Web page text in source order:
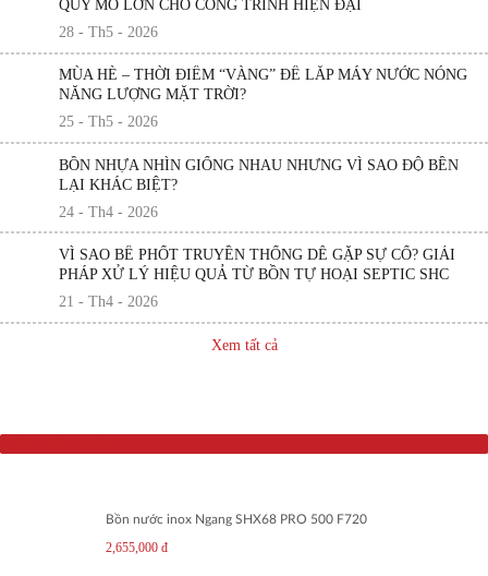
QUY MÔ LỚN CHO CÔNG TRÌNH HIỆN ĐẠI
28 - Th5 - 2026
MÙA HÈ – THỜI ĐIỂM “VÀNG” ĐỂ LẮP MÁY NƯỚC NÓNG
NĂNG LƯỢNG MẶT TRỜI?
25 - Th5 - 2026
BỒN NHỰA NHÌN GIỐNG NHAU NHƯNG VÌ SAO ĐỘ BỀN
LẠI KHÁC BIỆT?
24 - Th4 - 2026
VÌ SAO BỂ PHỐT TRUYỀN THỐNG DỄ GẶP SỰ CỐ? GIẢI
PHÁP XỬ LÝ HIỆU QUẢ TỪ BỒN TỰ HOẠI SEPTIC SHC
21 - Th4 - 2026
Xem tất cả
Bồn nước inox Ngang SHX68 PRO 500 F720
2,655,000đ